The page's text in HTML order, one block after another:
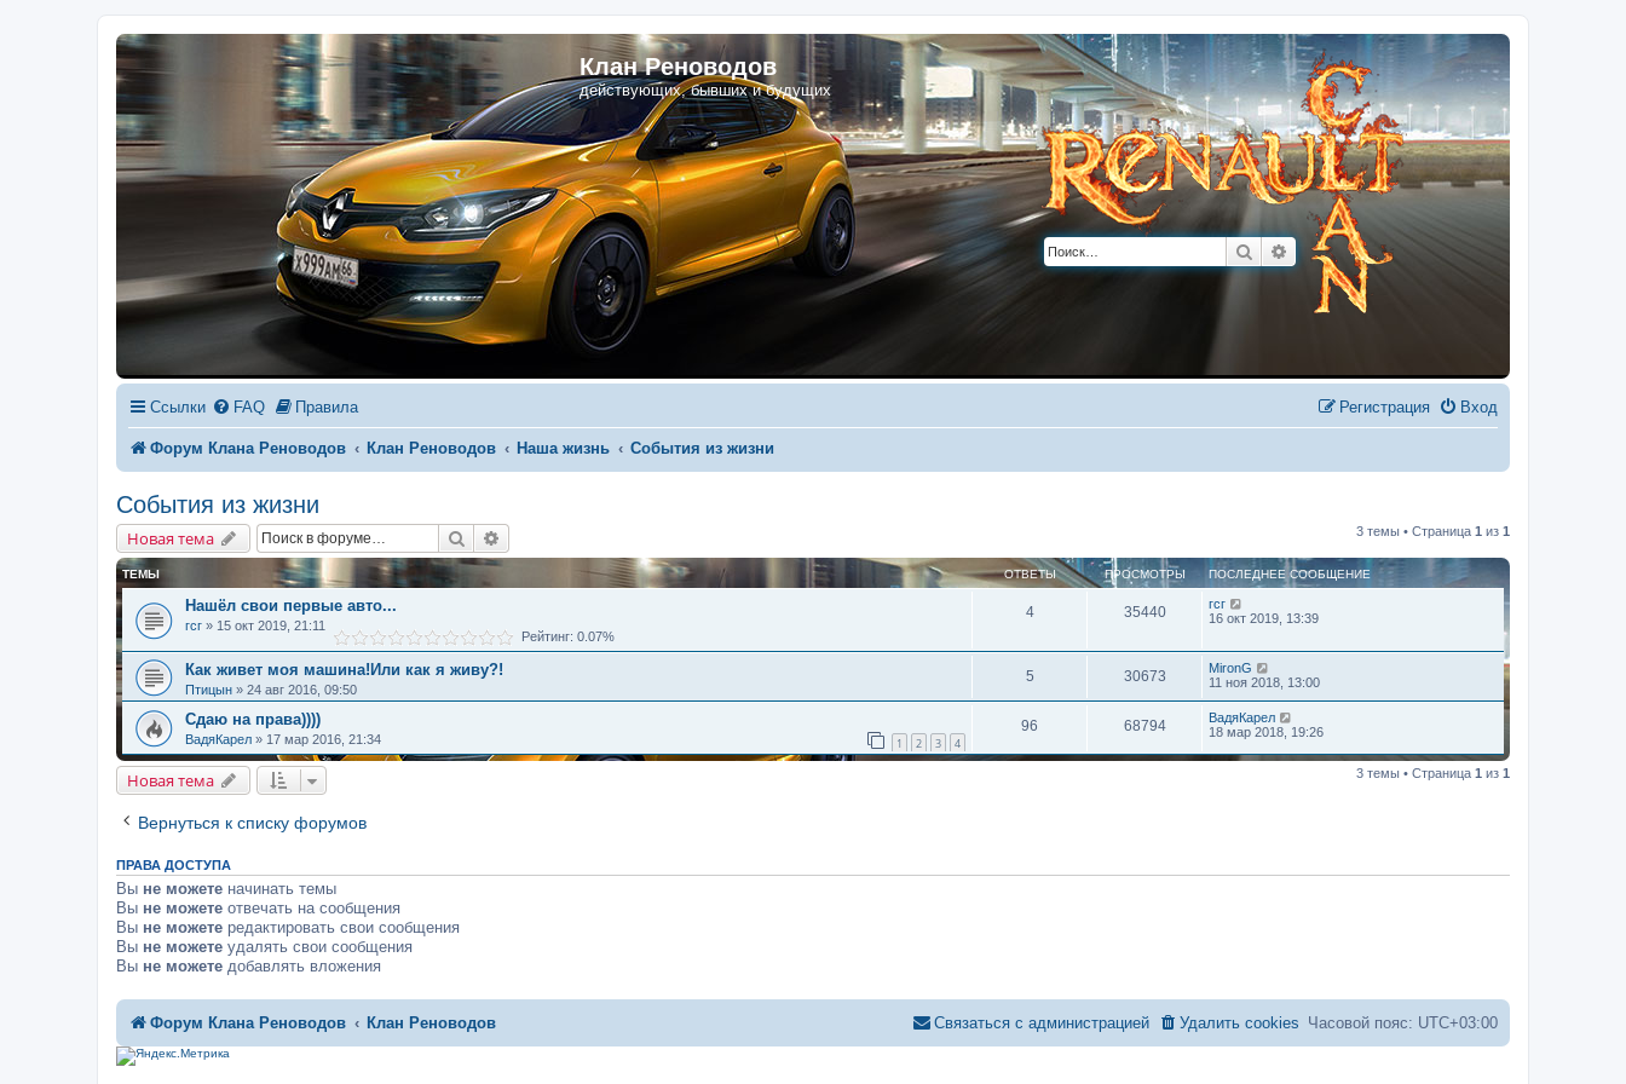
Клан Реноводов
действующих, бывших и будущих
Поиск Расширенный поиск
Ссылки FAQ Правила Вход
Регистрация
Форум Клана Реноводов Клан Реноводов Наша жизнь События из жизни
События из жизни
Новая тема Поиск 3 темы • Страница 1 из 1
ТЕМЫ ОТВЕТЫ ПРОСМОТРЫ ПОСЛЕДНЕЕ СООБЩЕНИЕ
Нашёл свои первые авто...
гсг » 15 окт 2019, 21:11
Рейтинг: 0.07%
4 35440
гсг
16 окт 2019, 13:39
Как живет моя машина!Или как я живу?!
Птицын » 24 авг 2016, 09:50
5 30673
MironG
11 ноя 2018, 13:00
Сдаю на права))))
ВадяКарел » 17 мар 2016, 21:34 1 2 3 4
96 68794
ВадяКарел
18 мар 2018, 19:26
Новая тема 3 темы • Страница 1 из 1
Вернуться к списку форумов
ПРАВА ДОСТУПА
Вы не можете начинать темы
Вы не можете отвечать на сообщения
Вы не можете редактировать свои сообщения
Вы не можете удалять свои сообщения
Вы не можете добавлять вложения
Форум Клана Реноводов Клан Реноводов Часовой пояс: UTC+03:00
Удалить cookies
Связаться с администрацией